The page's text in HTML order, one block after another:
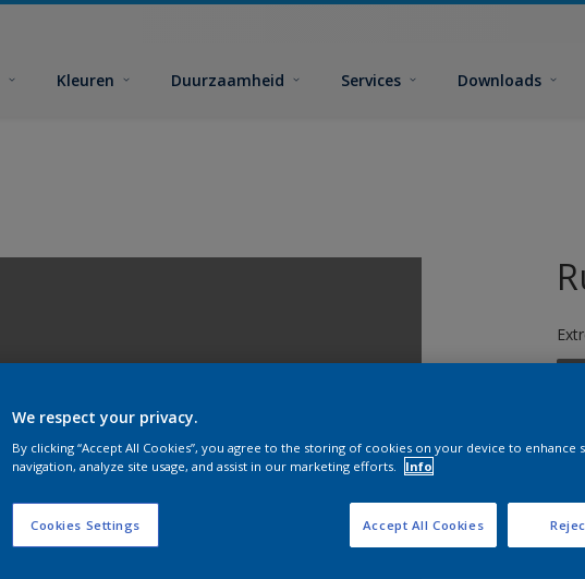
Kleuren Duurzaamheid Services Downloads
We respect your privacy.
By clicking “Accept All Cookies”, you agree to the storing of cookies on your device to enhance
navigation, analyze site usage, and assist in our marketing efforts.
Info
Cookies Settings Accept All Cookies